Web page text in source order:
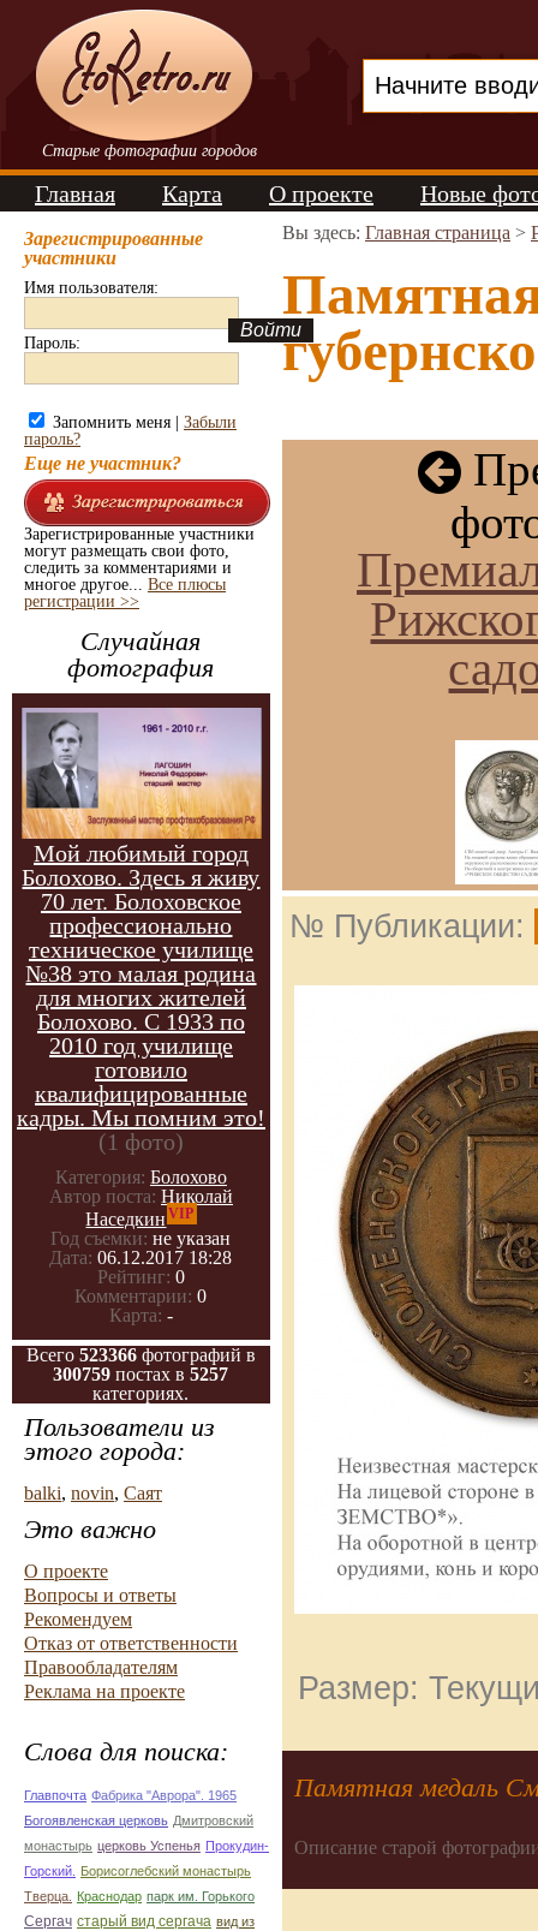
Старые фотографии городов
Главная Карта О проекте Новые
Зарегистрированные
участники
Имя пользователя:
Пароль:
Запомнить меня | Забыли
пароль?
Еще не участник?
Зарегистрированные участники
могут размещать свои фото,
следить за комментариями и
многое другое... Все плюсы
регистрации >>
Случайная
фотография
Мой любимый город
Болохово. Здесь я живу
70 лет. Болоховское
профессионально
техническое училище
№38 это малая родина
для многих жителей
Болохово. С 1933 по
2010 год училище
готовило
квалифицированные
кадры. Мы помним это!
(1 фото)
Категория: Болохово
Автор поста: Николай
Наседкин VIP
Год съемки: не указан
Дата: 06.12.2017 18:28
Рейтинг: 0
Комментарии: 0
Карта: -
Всего 523366 фотографий в
300759 постах в5257
категориях.
Пользователи из
этого города:
balki, novin, Саят
Это важно
О проекте
Вопросы и ответы
Рекомендуем
Отказ от ответственности
Правообладателям
Реклама на проекте
Слова для поиска:
Главпочта Фабрика "Аврора". 1965
Богоявленская церковь Дмитровский
монастырь церковь Успенья Прокудин-
Горский.
Борисоглебский монастырь
Тверца.
Краснодар парк им. Горького
Сергач старый вид сергача вид из
Вы здесь: Главная страница >
№ Публикации:
Размер:
Памятная медаль
Описание старой